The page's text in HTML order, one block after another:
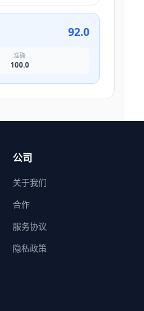
92.0
准确
100.0
公司
关于我们
合作
服务协议
隐私政策